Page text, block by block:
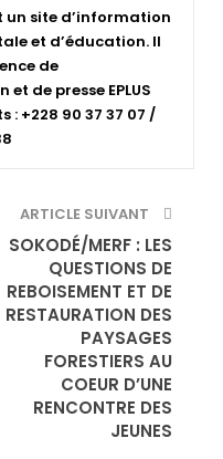
un site d’information
et d’éducation. Il
de
de presse EPLUS
: +228 90 37 37 07 /
ARTICLE SUIVANT
SOKODÉ/MERF : LES
QUESTIONS DE
REBOISEMENT ET DE
RESTAURATION DES
PAYSAGES
FORESTIERS AU
COEUR D’UNE
RENCONTRE DES
JEUNES